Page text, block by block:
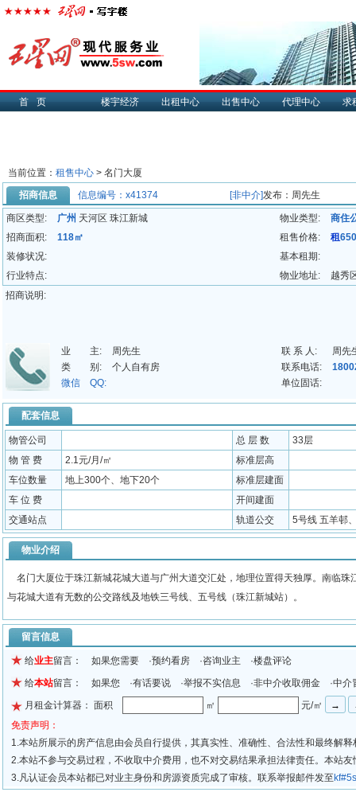
首页 楼宇经济 出租中心 出售中心 代理中心 求
当前位置： 租售中心 > 名门大厦
招商信息
信息编号：x41374 [非中介]发布：周先生
商区类型: 广州 天河区 珠江新城 物业类型:
商住
招商面积:
118㎡ 租售价格: 租
装修状况:
基本租期:
行业特点:
物业地址:
越秀
招商说明:
业 主: 周先生 联 系 人:
周先
类 别:
个人自有房 联系电话:
微信 QQ:
单位固话:
配套信息
物管公司 总 层 数
33层
物 管 费
2.1元/月/㎡
标准层高
车位数量
地上300个、地下20个
标准层建面
车 位 费
开间建面
交通站点
轨道公交 5号线 五羊邨
物业介绍
名门大厦位于珠江新城花城大道与广州大道交汇处，地理位置得天独厚。南临
与花城大道有无数的公交路线及地铁三号线、五号线（珠江新城站）。
留言信息
给业主留言： 如果您需要 ·预约看房 ·咨询业主 ·楼盘评论
给本站留言： 如果您 ·有话要说 ·举报不实信息 ·非中介收取佣金 ·中介
月租金计算器： 面积
㎡
元/㎡
免责声明：
1.本站所展示的房产信息由会员自行提供，其真实性、准确性、合法性和最终解
2.本站不参与交易过程，不收取中介费用，也不对交易结果承担法律责任。本站
3.凡认证会员本站都已对业主身份和房源资质完成了审核。联系举报邮件发至